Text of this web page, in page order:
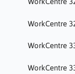
WorkCentre
WorkCentre
WorkCentre